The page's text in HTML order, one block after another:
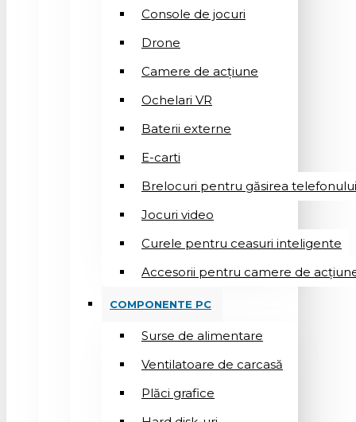
Console de jocuri
Drone
Camere de acțiune
Ochelari VR
Baterii externe
E-carti
Brelocuri pentru găsirea telefonului
Jocuri video
Curele pentru ceasuri inteligente
Accesorii pentru camere de
COMPONENTE PC
Surse de alimentare
Ventilatoare de carcasă
Plăci grafice